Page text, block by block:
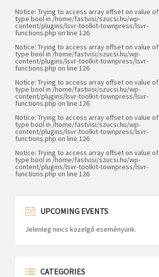
Notice: Trying to access array offset on value of
type bool in /home/fastvisi/szucsi.hu/wp-
content/plugins/lsvr-toolkit-townpress/lsvr-
functions.php on line 126
Notice: Trying to access array offset on value of
type bool in /home/fastvisi/szucsi.hu/wp-
content/plugins/lsvr-toolkit-townpress/lsvr-
functions.php on line 126
Notice: Trying to access array offset on value of
type bool in /home/fastvisi/szucsi.hu/wp-
content/plugins/lsvr-toolkit-townpress/lsvr-
functions.php on line 126
Notice: Trying to access array offset on value of
type bool in /home/fastvisi/szucsi.hu/wp-
content/plugins/lsvr-toolkit-townpress/lsvr-
functions.php on line 126
Notice: Trying to access array offset on value of
type bool in /home/fastvisi/szucsi.hu/wp-
content/plugins/lsvr-toolkit-townpress/lsvr-
functions.php on line 126
UPCOMING EVENTS
Jelenleg nincs közelgő eseményünk.
CATEGORIES